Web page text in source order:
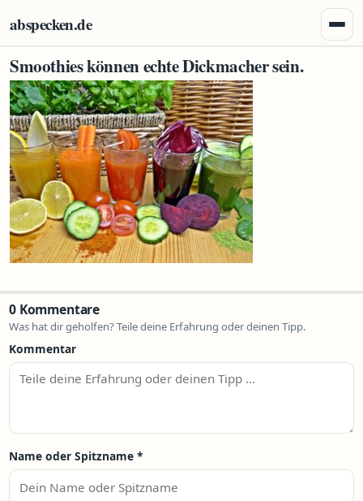
abspecken.de
Smoothies können echte Dickmacher sein.
0 Kommentare
Was hat dir geholfen? Teile deine Erfahrung oder deinen Tipp.
Kommentar
Name oder Spitzname *